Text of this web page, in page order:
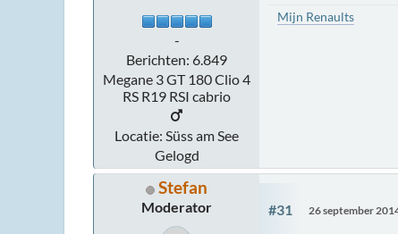
-
Berichten: 6.849
Megane 3 GT 180 Clio 4
RS R19 RSI cabrio
Locatie: Süss am See
Gelogd
Mijn Renaults
Stefan
Moderator #31 26 september